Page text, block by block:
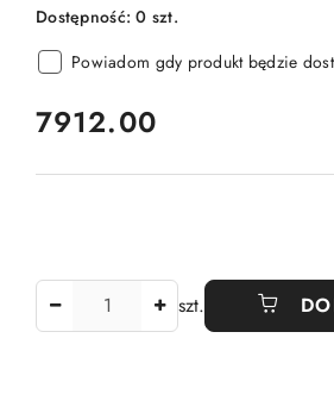
Dostępność:0 szt.
Powiadom gdy produkt będzie
cena:
7912.00
szt.